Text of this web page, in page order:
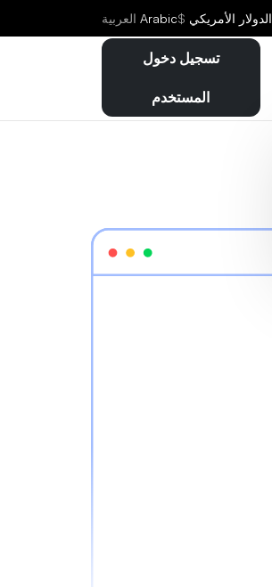
الدولار الأمريكي $
Arabic العربية
تسجيل دخول
المستخدم